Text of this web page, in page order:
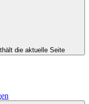
die aktuelle Seite